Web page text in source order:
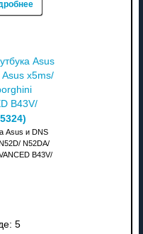
Asus
x5ms/
B43V/
)
Asus и DNS
N52DA/
B43V/
5